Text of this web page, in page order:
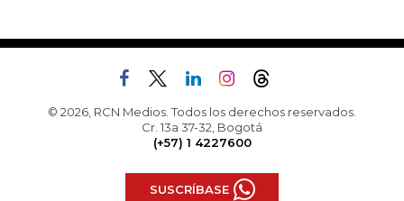
© 2026, RCN Medios. Todos los derechos reservados.
Cr. 13a 37-32, Bogotá
(+57) 1 4227600
SUSCRÍBASE